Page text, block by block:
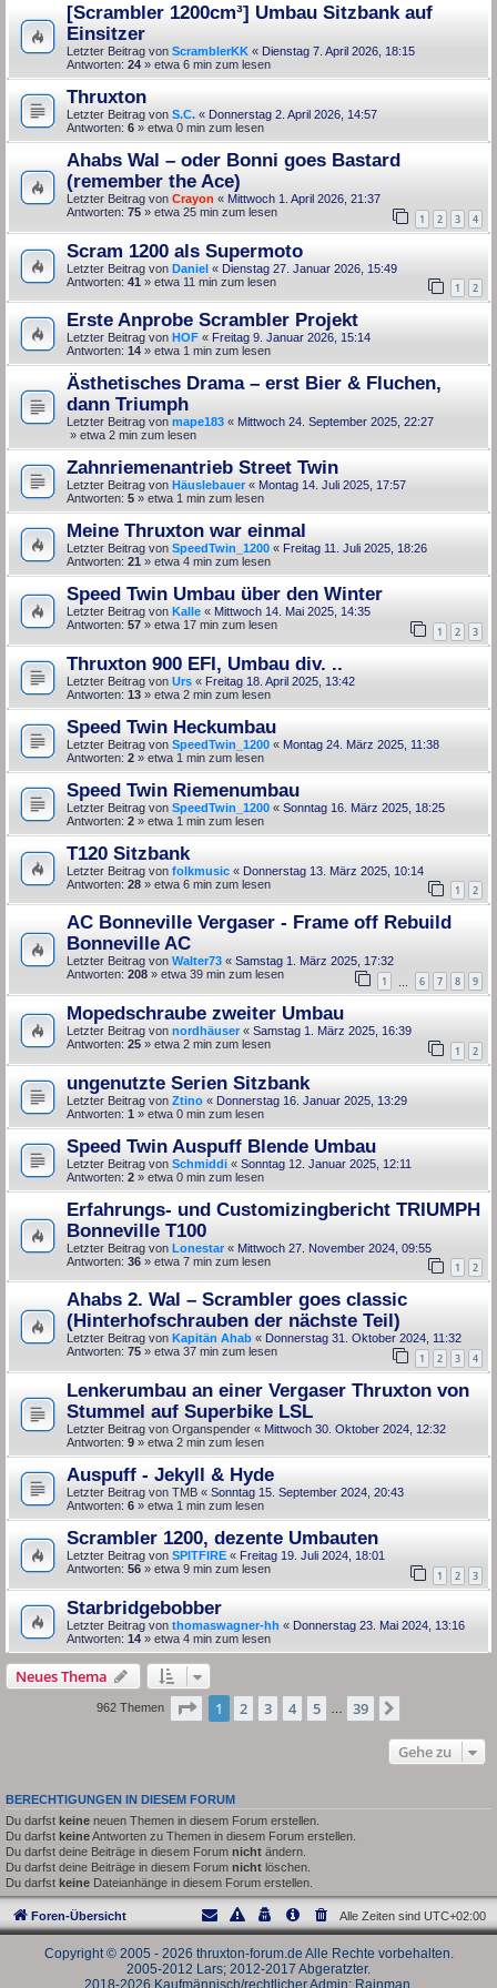
[Scrambler 1200cm³] Umbau Sitzbank auf
Einsitzer
Letzter Beitrag von ScramblerKK « Dienstag 7. April 2026, 18:15
Antworten: 24 » etwa 6 min zum lesen
Thruxton
Letzter Beitrag von S.C. « Donnerstag 2. April 2026, 14:57
Antworten: 6 » etwa 0 min zum lesen
Ahabs Wal – oder Bonni goes Bastard
(remember the Ace)
Letzter Beitrag von Crayon « Mittwoch 1. April 2026, 21:37
Antworten: 75 1 2 3 4
» etwa 25 min zum lesen
Scram 1200 als Supermoto
Letzter Beitrag von Daniel « Dienstag 27. Januar 2026, 15:49
Antworten: 41 1 2
» etwa 11 min zum lesen
Erste Anprobe Scrambler Projekt
Letzter Beitrag von HOF « Freitag 9. Januar 2026, 15:14
Antworten: 14 » etwa 1 min zum lesen
Ästhetisches Drama – erst Bier & Fluchen,
dann Triumph
Letzter Beitrag von mape183 « Mittwoch 24. September 2025, 22:27
» etwa 2 min zum lesen
Zahnriemenantrieb Street Twin
Letzter Beitrag von Häuslebauer« Montag 14. Juli 2025, 17:57
Antworten: 5 » etwa 1 min zum lesen
Meine Thruxton war einmal
Letzter Beitrag von SpeedTwin_1200 « Freitag 11. Juli 2025, 18:26
Antworten: 21 » etwa 4 min zum lesen
Speed Twin Umbau über den Winter
Letzter Beitrag von Kalle « Mittwoch 14. Mai 2025, 14:35
Antworten: 57 1 2 3
» etwa 17 min zum lesen
Thruxton 900 EFI, Umbau div. ..
Letzter Beitrag von Urs « Freitag 18. April 2025, 13:42
Antworten: 13 » etwa 2 min zum lesen
Speed Twin Heckumbau
Letzter Beitrag von SpeedTwin_1200 « Montag 24. März 2025, 11:38
Antworten: 2 » etwa 1 min zum lesen
Speed Twin Riemenumbau
Letzter Beitrag von SpeedTwin_1200 « Sonntag 16. März 2025, 18:25
Antworten: 2 » etwa 1 min zum lesen
T120 Sitzbank
Letzter Beitrag von folkmusic « Donnerstag 13. März 2025, 10:14
Antworten: 28 1 2
» etwa 6 min zum lesen
AC Bonneville Vergaser - Frame off Rebuild
Bonneville AC
Letzter Beitrag von Walter73 « Samstag 1. März 2025, 17:32
Antworten: 208 1 6 7 8 9
» etwa 39 min zum lesen
Mopedschraube zweiter Umbau
Letzter Beitrag von nordhäuser« Samstag 1. März 2025, 16:39
Antworten: 25 1 2
» etwa 2 min zum lesen
ungenutzte Serien Sitzbank
Letzter Beitrag von Ztino « Donnerstag 16. Januar 2025, 13:29
Antworten: 1 » etwa 0 min zum lesen
Speed Twin Auspuff Blende Umbau
Letzter Beitrag von Schmiddi « Sonntag 12. Januar 2025, 12:11
Antworten: 2 » etwa 0 min zum lesen
Erfahrungs- und Customizingbericht TRIUMPH
Bonneville T100
Letzter Beitrag von Lonestar« Mittwoch 27. November 2024, 09:55
Antworten: 36 1 2
» etwa 7 min zum lesen
Ahabs 2. Wal – Scrambler goes classic
(Hinterhofschrauben der nächste Teil)
Letzter Beitrag von Kapitän Ahab « Donnerstag 31. Oktober 2024, 11:32
Antworten: 75 1 2 3 4
» etwa 37 min zum lesen
Lenkerumbau an einer Vergaser Thruxton von
Stummel auf Superbike LSL
Letzter Beitrag von Organspender « Mittwoch 30. Oktober 2024, 12:32
Antworten: 9 » etwa 2 min zum lesen
Auspuff - Jekyll & Hyde
Letzter Beitrag von TMB « Sonntag 15. September 2024, 20:43
Antworten: 6 » etwa 1 min zum lesen
Scrambler 1200, dezente Umbauten
Letzter Beitrag von SPITFIRE « Freitag 19. Juli 2024, 18:01
Antworten: 56 1 2 3
» etwa 9 min zum lesen
Starbridgebobber
Letzter Beitrag von thomaswagner-hh « Donnerstag 23. Mai 2024, 13:16
Antworten: 14 » etwa 4 min zum lesen
Neues Thema
962 Themen Seite 1von 39
1 2 3 4 5 39
Gehe zu
BERECHTIGUNGEN IN DIESEM FORUM
Du darfst keine neuen Themen in diesem Forum erstellen.
Du darfst keineAntworten zu Themen in diesem Forum erstellen.
Du darfst deine Beiträge in diesem Forum nicht ändern.
Du darfst deine Beiträge in diesem Forum nicht löschen.
Du darfst keine Dateianhänge in diesem Forum erstellen.
Foren-Übersicht Alle Zeiten sind UTC+02:00
Copyright © 2005 - 2026 thruxton-forum.de Alle Rechte vorbehalten.
2005-2012 Lars; 2012-2017 Abgeratzter.
2018-2026 Kaufmännisch/rechtlicher Admin: Rainman.